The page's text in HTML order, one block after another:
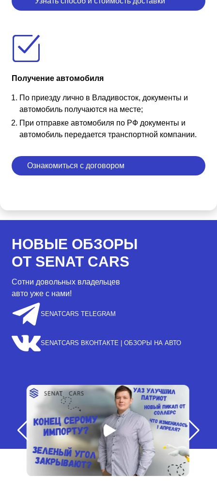
Получение автомобиля
По приезду лично в Владивосток, документы и
автомобиль получаются на месте;
При отправке автомобиля по РФ документы и
автомобиль передается транспортной компании.
Ознакомиться с договором
НОВЫЕ ОБЗОРЫ
ОТ SENAT CARS
Сотни довольных владельцев
авто уже с нами!
SENATCARS TELEGRAM
SENATCARS ВКОНТАКТЕ | ОБЗОРЫ НА АВТО